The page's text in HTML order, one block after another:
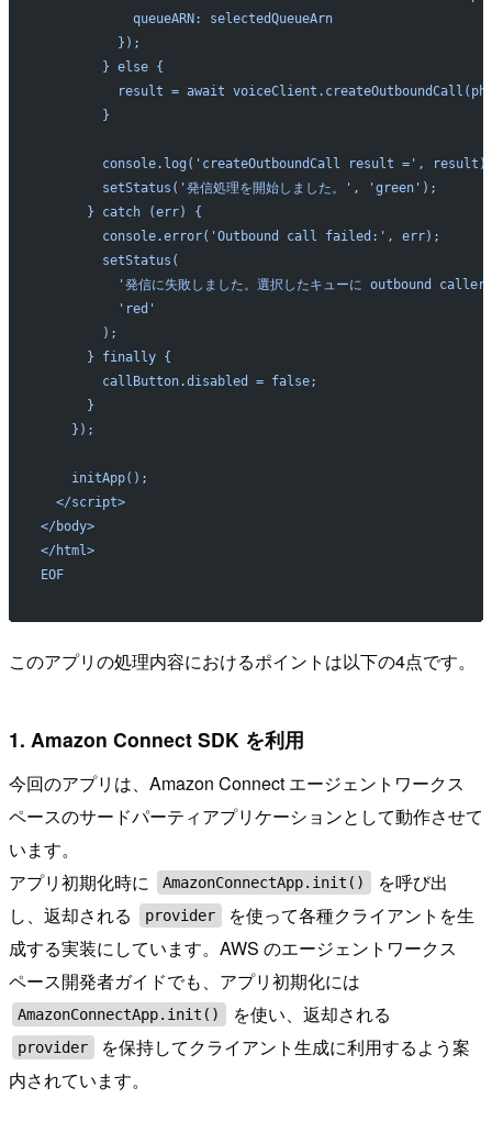
            queueARN: selectedQueueArn
          });
        } else {
result = await
        }
console.log('createOutboundCall result =',
        setStatus('発信処理を開始しました。', 'green');
      } catch (err) {
        console.error('Outbound call failed:', err);
        setStatus(
'発信に失敗しました。選択したキューに outbound caller
          'red'
        );
      } finally {
        callButton.disabled = false;
      }
    });
    initApp();
  </script>
</body>
</html>
EOF
このアプリの処理内容におけるポイントは以下の4点です。
1. Amazon Connect SDK を利用
今回のアプリは、Amazon Connect エージェントワークス
ペースのサードパーティアプリケーションとして動作させて
います。
アプリ初期化時に
AmazonConnectApp.init()
を呼び出
し、返却される
provider
を使って各種クライアントを生
成する実装にしています。AWS のエージェントワークス
ペース開発者ガイドでも、アプリ初期化には
AmazonConnectApp.init() を使い、返却される
provider
を保持してクライアント生成に利用するよう案
内されています。